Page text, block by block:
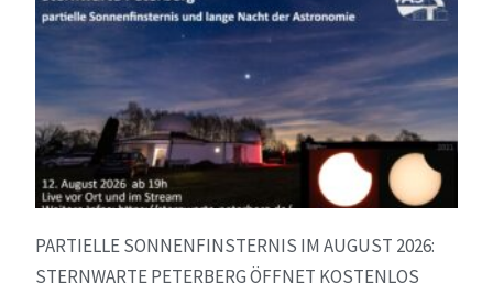
PARTIELLE SONNENFINSTERNIS IM AUGUST 2026:
STERNWARTE PETERBERG ÖFFNET KOSTENLOS